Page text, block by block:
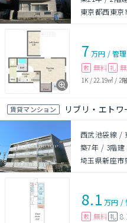
東京都西東
7 万円 /管
敷 無料 礼
1K / 22.19㎡ / 2階
賃貸マンション リブリ・エト
西武池袋線 /
築7年 / 3階建
埼玉県新座市
8.1 万円 /
敷 無料 礼